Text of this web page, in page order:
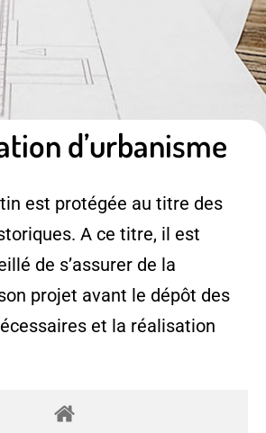
d’urbanisme
est protégée au titre des
A ce titre, il est
de s’assurer de la
projet avant le dépôt des
et la réalisation